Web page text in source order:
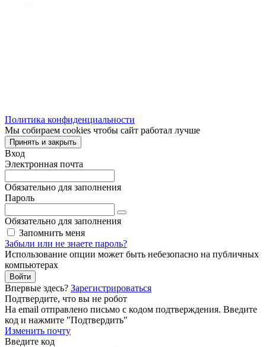
Политика конфиденциальности
Мы собираем cookies чтобы сайт работал лучше
Принять и закрыть
Вход
Электронная почта
Обязательно для заполнения
Пароль
Обязательно для заполнения
Запомнить меня
Забыли или не знаете пароль?
Использование опции может быть небезопасно на публичных
компьютерах
Войти
Впервые здесь? Зарегистрироваться
Подтвердите, что вы не робот
Ha email отправлено письмо с кодом подтверждения. Введите
код и нажмите "Подтвердить"
Изменить почту
Введите код